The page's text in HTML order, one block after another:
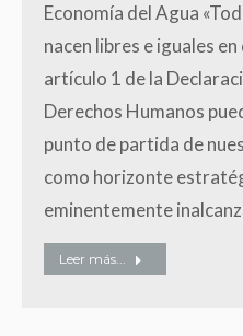
Economía del Agua
nacen libres e iguales
artículo 1 de la
Derechos Humanos
punto de partida de
como horizonte
eminentemente
Leer más...